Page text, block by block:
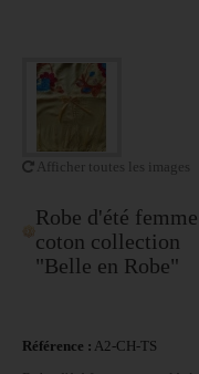
Afficher toutes les images
Robe d'été femme
coton collection
"Belle en Robe"
Référence : A2-CH-TS